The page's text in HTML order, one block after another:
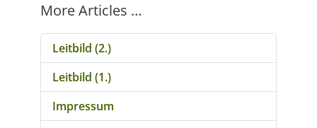
More Articles …
Leitbild (2.)
Leitbild (1.)
Impressum